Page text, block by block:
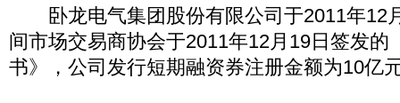
卧龙电气集团股份有限公司于2011年12
间市场交易商协会于2011年12月19日签发的
书》，公司发行短期融资券注册金额为10亿